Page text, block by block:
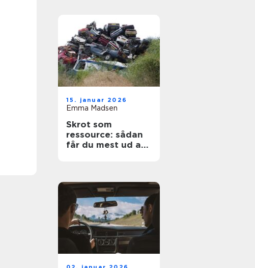
15. januar 2026
Emma Madsen
Skrot som
ressource: sådan
får du mest ud af